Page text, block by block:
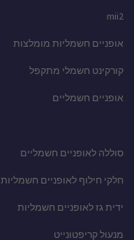
mii2
אופניים חשמליות מומלצות
קורקינט חשמלי מתקפל
אופניים חשמליים
סוללה לאופניים חשמליים
חלקי חילוף לאופניים חשמליות
ידית גז לאופניים חשמליות
מנעול קריפטונייט